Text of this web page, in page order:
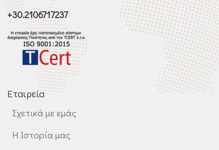
+30.2106717237
Εταιρεία
Σχετικά με εμάς
Η Ιστορία μας